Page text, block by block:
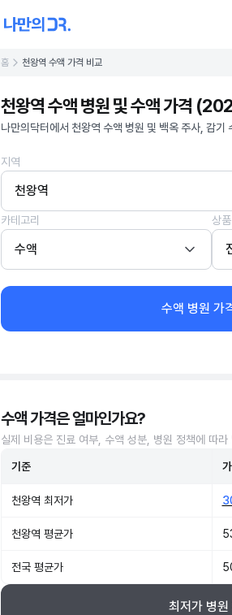
홈 천왕역 수액 가격 비교
천왕역 수액 병원 및 수액 가격
나만의닥터에서 천왕역 수액 병원 및 백옥 주사, 감기
지역
천왕역
카테고리
수액
상품
수액 병원 가
수액 가격은 얼마인가요?
실제 비용은 진료 여부, 수액 성분, 병원 정책에 따라
기준
천왕역 최저가
천왕역 평균가
전국 평균가
최저가 병원